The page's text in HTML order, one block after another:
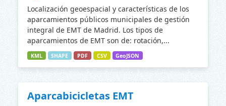
Localización geoespacial y características de los
aparcamientos públicos municipales de gestión
integral de EMT de Madrid. Los tipos de
aparcamientos de EMT son de: rotación,...
KML SHAPE PDF CSV GeoJSON
Aparcabicicletas EMT